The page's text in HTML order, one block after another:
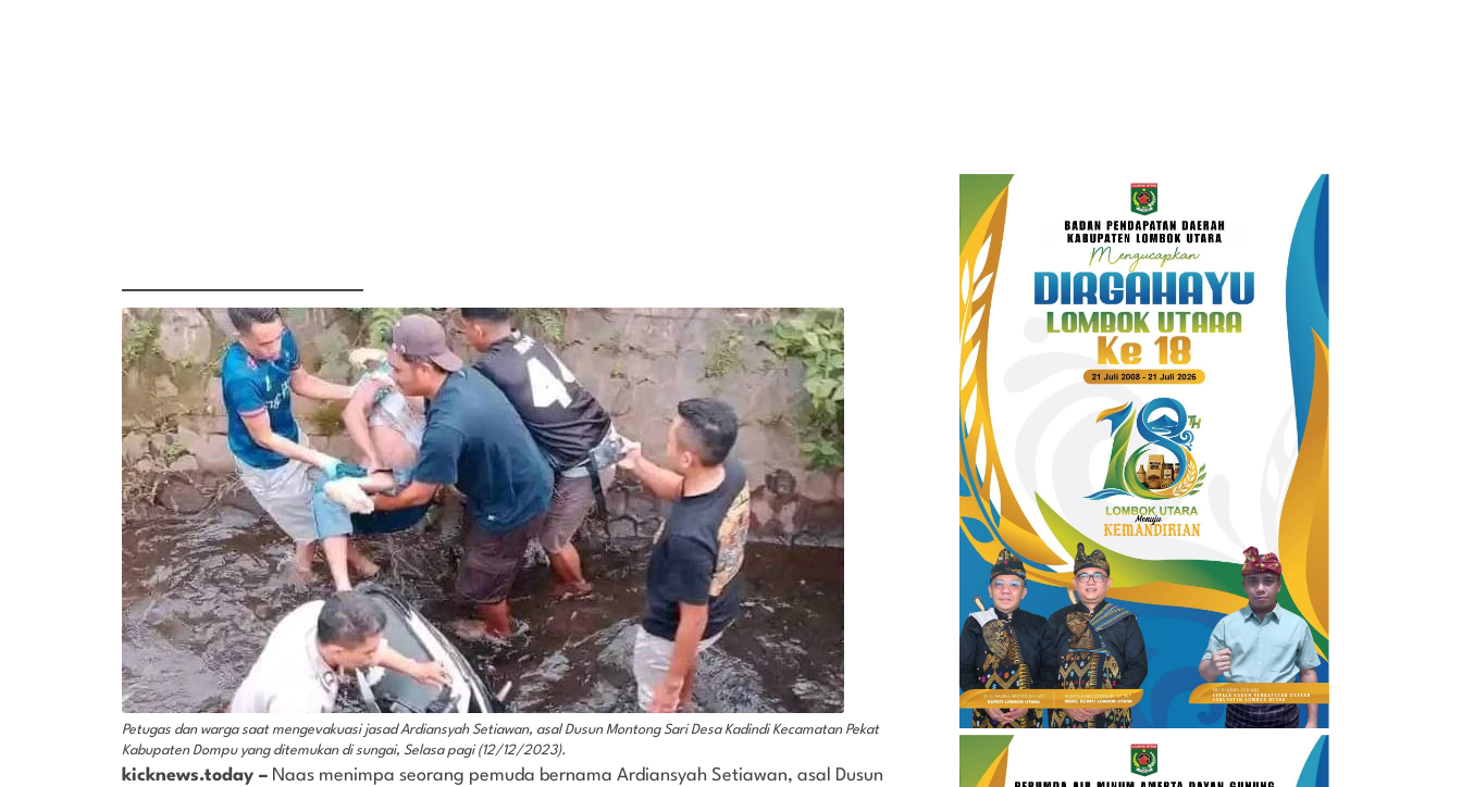
Petugas dan warga saat mengevakuasi jasad Ardiansyah Setiawan, asal Dusun Montong Sari Desa Kadindi Kecamatan Pekat
Kabupaten Dompu yang ditemukan di sungai, Selasa pagi (12/12/2023).
kicknews.today – Naas menimpa seorang pemuda bernama Ardiansyah Setiawan, asal Dusun